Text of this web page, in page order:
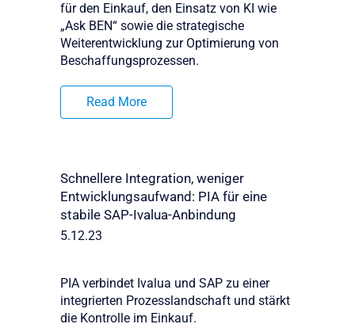
für den Einkauf, den Einsatz von KI wie
„Ask BEN“ sowie die strategische
Weiterentwicklung zur Optimierung von
Beschaffungsprozessen.
Read More
Schnellere Integration, weniger
Entwicklungsaufwand: PIA für eine
stabile SAP-Ivalua-Anbindung
5.12.23
PIA verbindet Ivalua und SAP zu einer
integrierten Prozesslandschaft und stärkt
die Kontrolle im Einkauf.